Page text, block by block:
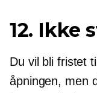
12. Ikke
Du vil bli fristet
åpningen, men